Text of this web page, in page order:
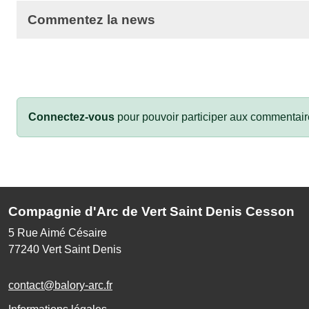
Commentez la news
Connectez-vous pour pouvoir participer aux
Compagnie d'Arc de Vert Saint Denis Cesson
5 Rue Aimé Césaire
77240 Vert Saint Denis
contact@balory-arc.fr